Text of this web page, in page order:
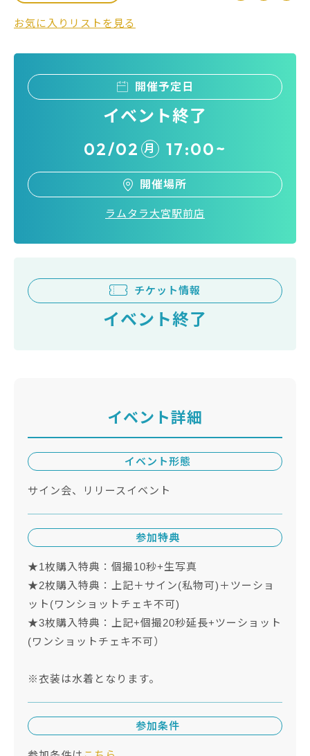
お気に入りリストを見る
開催予定日
イベント終了
02/02 月 17:00~
開催場所
ラムタラ大宮駅前店
チケット情報
イベント終了
イベント詳細
イベント形態
サイン会、リリースイベント
参加特典
★1枚購入特典：個撮10秒+生写真
★2枚購入特典：上記＋サイン(私物可)＋ツーショ
ット(ワンショットチェキ不可)
★3枚購入特典：上記+個撮20秒延長+ツーショット
(ワンショットチェキ不可）
※衣装は水着となります。
参加条件